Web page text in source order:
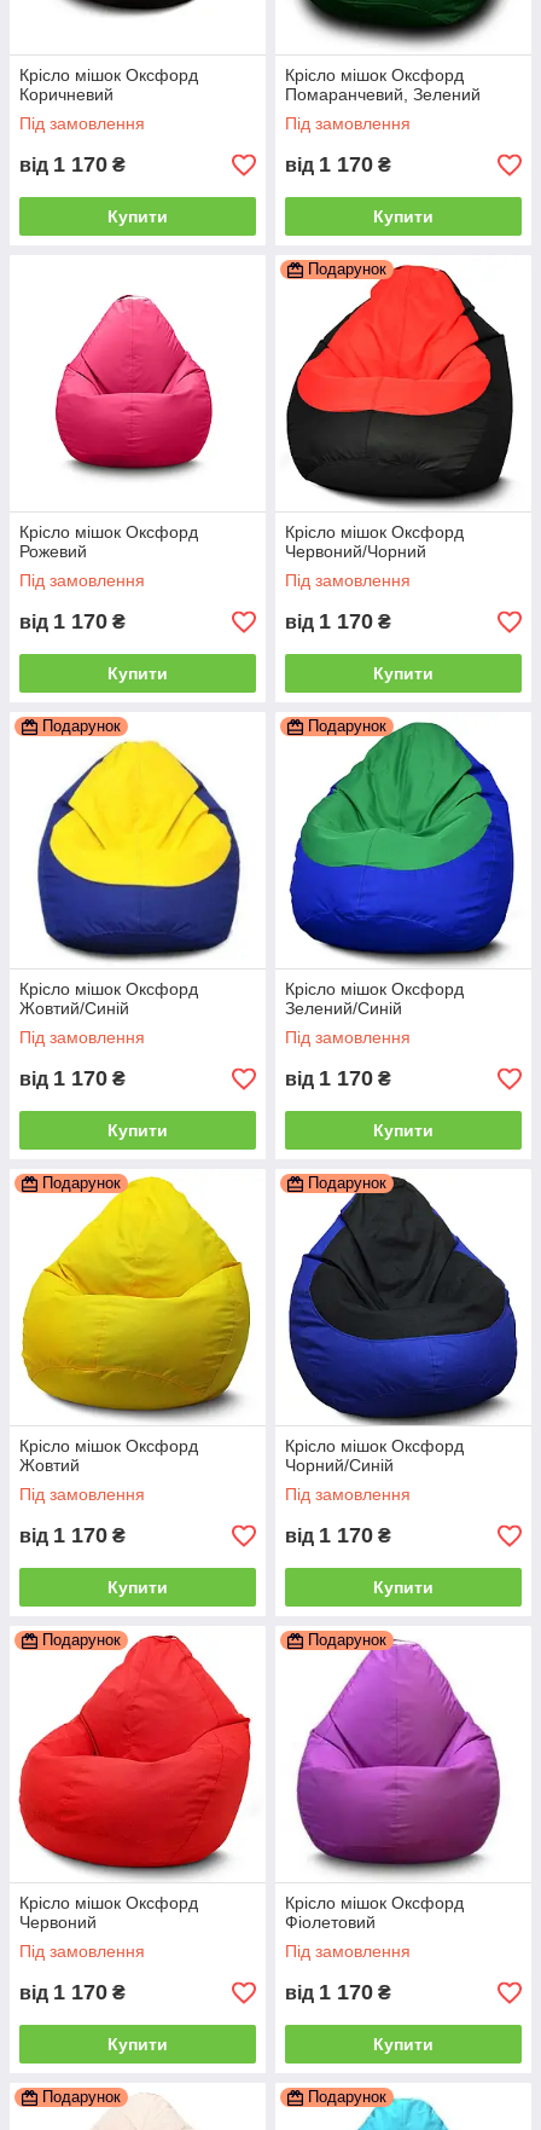
Крісло мішок Оксфорд
Коричневий
Під замовлення
від 1 170 ₴
Купити
Крісло мішок Оксфорд
Помаранчевий, Зелений
Під замовлення
від 1 170 ₴
Купити
Крісло мішок Оксфорд
Рожевий
Під замовлення
від 1 170 ₴
Купити
Подарунок
Крісло мішок Оксфорд
Червоний/Чорний
Під замовлення
від 1 170 ₴
Купити
Подарунок
Крісло мішок Оксфорд
Жовтий/Синій
Під замовлення
від 1 170 ₴
Купити
Подарунок
Крісло мішок Оксфорд
Зелений/Синій
Під замовлення
від 1 170 ₴
Купити
Подарунок
Крісло мішок Оксфорд
Жовтий
Під замовлення
від 1 170 ₴
Купити
Подарунок
Крісло мішок Оксфорд
Чорний/Синій
Під замовлення
від 1 170 ₴
Купити
Подарунок
Крісло мішок Оксфорд
Червоний
Під замовлення
від 1 170 ₴
Купити
Подарунок
Крісло мішок Оксфорд
Фіолетовий
Під замовлення
від 1 170 ₴
Купити
Подарунок Подарунок